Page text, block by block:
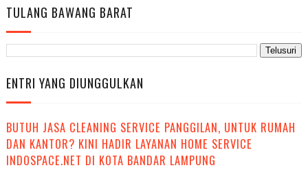
TULANG BAWANG BARAT
ENTRI YANG DIUNGGULKAN
BUTUH JASA CLEANING SERVICE PANGGILAN, UNTUK RUMAH
DAN KANTOR? KINI HADIR LAYANAN HOME SERVICE
INDOSPACE.NET DI KOTA BANDAR LAMPUNG